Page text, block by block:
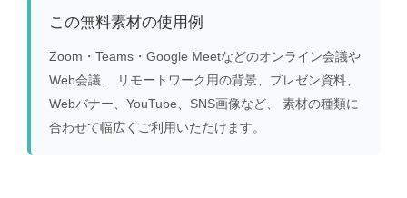
この無料素材の使用例
Zoom・Teams・Google Meetなどのオンライン会議や
Web会議、 リモートワーク用の背景、プレゼン資料、
Webバナー、YouTube、SNS画像など、 素材の種類に
合わせて幅広くご利用いただけます。